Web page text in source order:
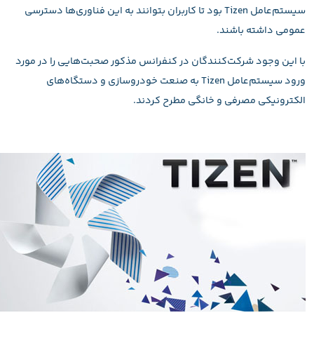
سیستم‌عامل Tizen بود تا کاربران بتوانند به این فناوری‌ها دسترسی
عمومی داشته باشند.
با این وجود شرکت‌کنندگان در کنفرانس مذکور صحبت‌هایی را در مورد
ورود سیستم‌عامل Tizen به صنعت خودروسازی و دستگاه‌های
الکترونیکی مصرفی و خانگی مطرح کردند.